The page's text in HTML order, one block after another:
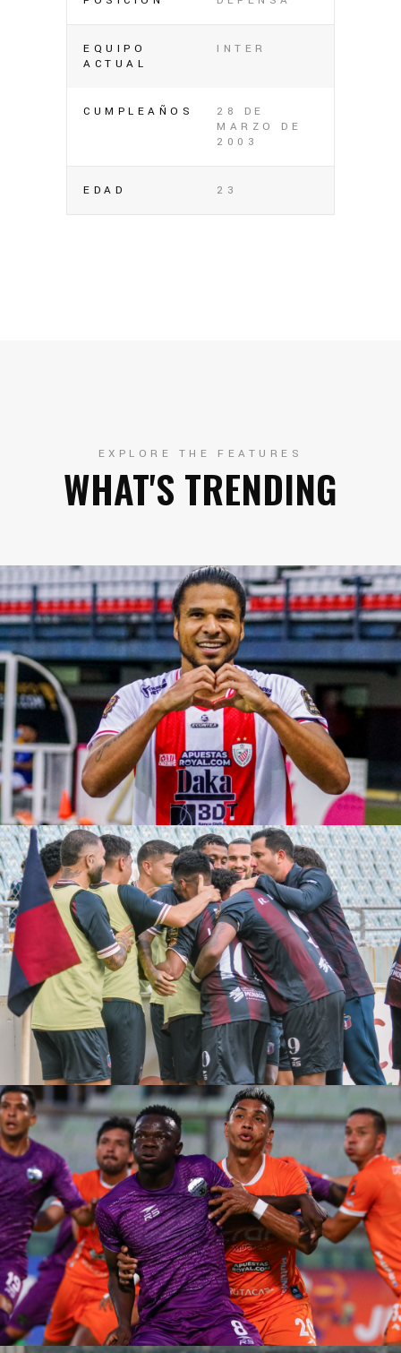
EQUIPO
ACTUAL
INTER
CUMPLEAÑOS
28 DE
MARZO DE
2003
EDAD 23
EXPLORE THE FEATURES
WHAT'S TRENDING